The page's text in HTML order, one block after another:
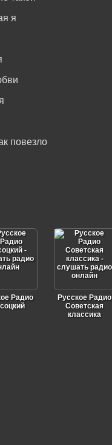
я
повезло
Радио
Русское Радио
Советская
классика